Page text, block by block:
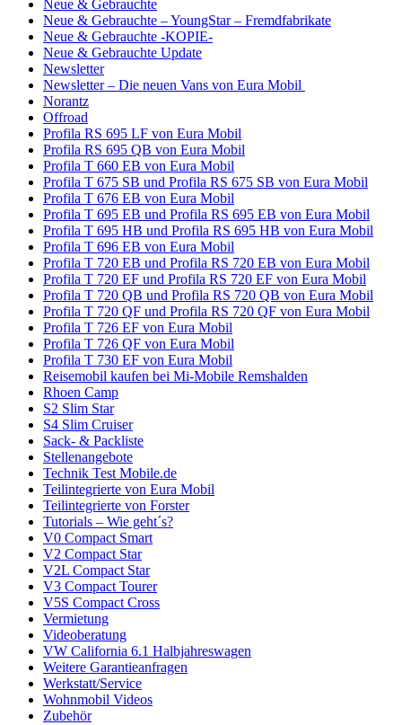
Neue & Gebrauchte
Neue & Gebrauchte – YoungStar – Fremdfabrikate
Neue & Gebrauchte -KOPIE-
Neue & Gebrauchte Update
Newsletter
Newsletter – Die neuen Vans von Eura Mobil
Norantz
Offroad
Profila RS 695 LF von Eura Mobil
Profila RS 695 QB von Eura Mobil
Profila T 660 EB von Eura Mobil
Profila T 675 SB und Profila RS 675 SB von Eura Mobil
Profila T 676 EB von Eura Mobil
Profila T 695 EB und Profila RS 695 EB von Eura Mobil
Profila T 695 HB und Profila RS 695 HB von Eura Mobil
Profila T 696 EB von Eura Mobil
Profila T 720 EB und Profila RS 720 EB von Eura Mobil
Profila T 720 EF und Profila RS 720 EF von Eura Mobil
Profila T 720 QB und Profila RS 720 QB von Eura Mobil
Profila T 720 QF und Profila RS 720 QF von Eura Mobil
Profila T 726 EF von Eura Mobil
Profila T 726 QF von Eura Mobil
Profila T 730 EF von Eura Mobil
Reisemobil kaufen bei Mi-Mobile Remshalden
Rhoen Camp
S2 Slim Star
S4 Slim Cruiser
Sack- & Packliste
Stellenangebote
Technik Test Mobile.de
Teilintegrierte von Eura Mobil
Teilintegrierte von Forster
Tutorials – Wie geht´s?
V0 Compact Smart
V2 Compact Star
V2L Compact Star
V3 Compact Tourer
V5S Compact Cross
Vermietung
Videoberatung
VW California 6.1 Halbjahreswagen
Weitere Garantieanfragen
Werkstatt/Service
Wohnmobil Videos
Zubehör